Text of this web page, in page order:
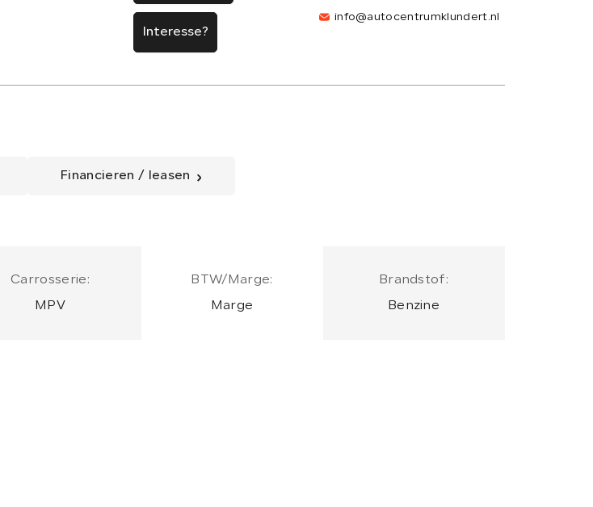
Interesse?
info@autocentrumklundert.nl
Financieren / leasen
Carrosserie:
MPV
BTW/Marge:
Marge
Brandstof:
Benzine